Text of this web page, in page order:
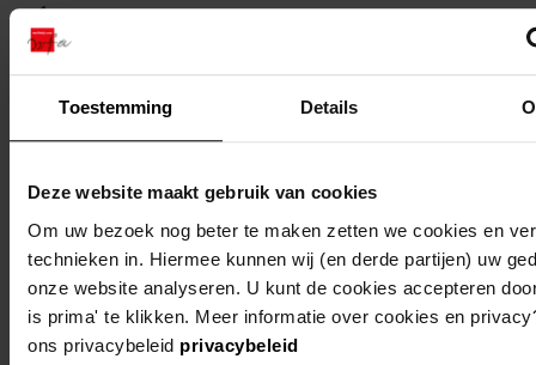
Toestemming Details
Deze website maakt gebruik van cookies
Om uw bezoek nog beter te maken zetten we cookies en
technieken in. Hiermee kunnen wij (en derde partijen) uw
onze website analyseren. U kunt de cookies accepteren
is prima' te klikken. Meer informatie over cookies en
ons privacybeleid privacybeleid
1
gemeente
abbekerk
verplaatsing
naar nieuwe
1